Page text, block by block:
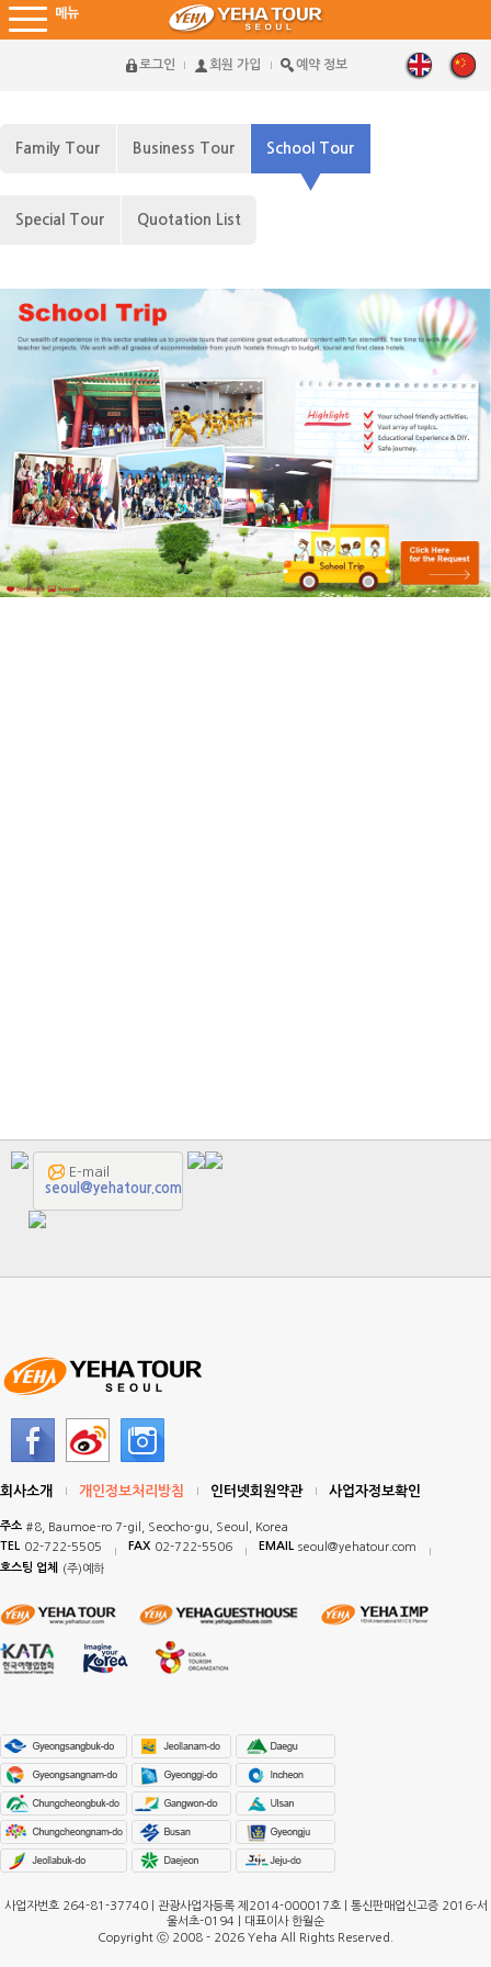
메뉴
로그인 회원 가입 예약 정보
Family Tour Business Tour School Tour
Special Tour Quotation List
E-mail
seoul@yehatour.com
회사소개 개인정보처리방침 인터넷회원약관 사업자정보확인
주소 #8, Baumoe-ro 7-gil, Seocho-gu, Seoul, Korea
TEL 02-722-5505 FAX 02-722-5506 EMAIL seoul@yehatour.com
호스팅 업체
(주)예하
사업자번호 264-81-37740 | 관광사업자등록 제2014-000017호 | 통신판매업신고증 2016-서
울서초-0194 | 대표이사 한월순
Copyright ⓒ 2008 - 2026 Yeha All Rights Reserved.